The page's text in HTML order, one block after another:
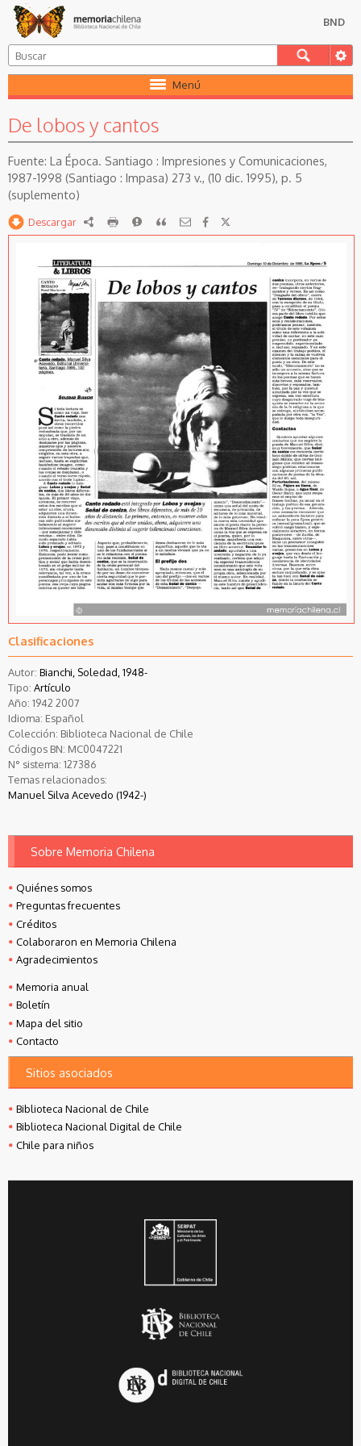
BND
Menú
De lobos y cantos
La Época. Santiago : Impresiones y Comunicaciones,
1987-1998 (Santiago : Impasa) 273 v., (10 dic. 1995), p. 5
(suplemento)
Descargar RDF imprimirReportarCitar
Clasificaciones
Autor: Bianchi, Soledad, 1948-
Tipo: Artículo
Año: 1942 2007
Idioma: Español
Colección: Biblioteca Nacional de Chile
Códigos BN: MC0047221
N° sistema: 127386
Temas relacionados:
Manuel Silva Acevedo (1942-)
Sobre Memoria Chilena
Quiénes somos
Preguntas frecuentes
Créditos
Colaboraron en Memoria Chilena
Agradecimientos
Memoria anual
Boletín
Mapa del sitio
Contacto
Sitios asociados
Biblioteca Nacional de Chile
Biblioteca Nacional Digital de Chile
Chile para niños